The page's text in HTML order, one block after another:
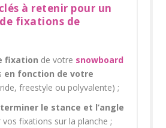
à retenir pour un
fixations de
fixation de votre snowboard
en fonction de votre
freestyle ou polyvalente) ;
le stance et l’angle
vos fixations sur la planche ;